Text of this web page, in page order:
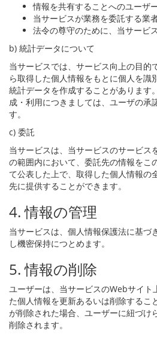
情報を共有することへのユーザ
当サービスが業務を委託する業
法令の尊守のために、当サービ
b) 統計データについて
当サービスでは、サービス向上の目的
ら取得した個人情報をもとに個人を識
統計データを作成することがあります
成・利用につきましては、ユーザの承
す。
c) 委託
当サービスは、当サービスのサービス
の範囲内において、委託先の情報をこ
て公表した上で、取得した個人情報の
先に提供することができます。
4. 情報の管理
当サービスは、個人情報保護法に基づ
し機密保持につとめます。
5. 情報の削除
ユーザーは、当サービスのWebサイト
た個人情報を更新あるいは削除するこ
が削除された場合、ユーザーに紐づけ
削除されます。